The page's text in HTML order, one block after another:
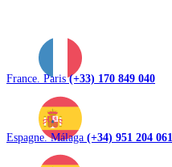
France. Paris(+33) 170 849 040
Espagne. Málaga (+34) 951 204 061